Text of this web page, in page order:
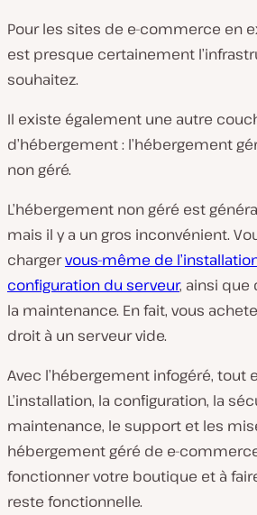
Pour les sites de e-commerce en
est presque certainement
souhaitez.
Il existe également une autre
d’hébergement : l’hébergement
non géré.
L’hébergement non géré est
mais il y a un gros inconvénient.
chargervous-même de
configuration du serveur, ainsi que
la maintenance. En fait, vous
droit à un serveur vide.
Avec l’hébergement infogéré, tout
L’installation, la configuration, la
maintenance, le support et les
hébergement géré de e-
fonctionner votre boutique et à
reste fonctionnelle.